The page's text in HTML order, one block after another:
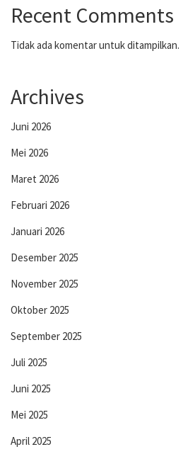
Recent Comments
Tidak ada komentar untuk ditampilkan.
Archives
Juni 2026
Mei 2026
Maret 2026
Februari 2026
Januari 2026
Desember 2025
November 2025
Oktober 2025
September 2025
Juli 2025
Juni 2025
Mei 2025
April 2025